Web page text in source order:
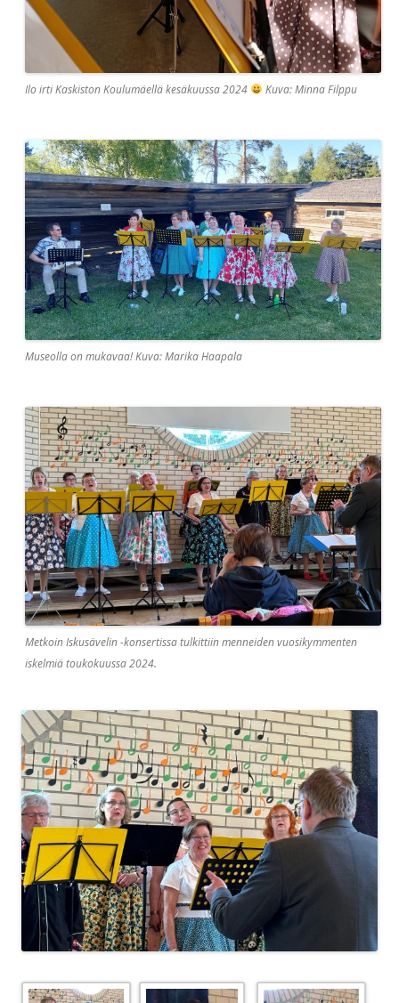
Ilo irti Kaskiston Koulumäellä kesäkuussa 2024 Kuva: Minna Filppu
Museolla on mukavaa! Kuva: Marika Haapala
Metkoin Iskusävelin -konsertissa tulkittiin menneiden vuosikymmenten
iskelmiä toukokuussa 2024.